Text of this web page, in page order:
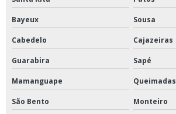
Bayeux Sousa
Cabedelo Cajazeiras
Guarabira Sapé
Mamanguape Queimadas
São Bento Monteiro